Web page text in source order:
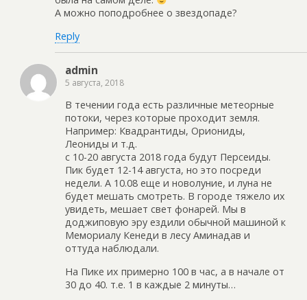
А можно поподробнее о звездопаде?
Reply
admin
5 августа, 2018
В течении года есть различные метеорные
потоки, через которые проходит земля.
Например: Квадрантиды, Ориониды,
Леониды и т.д.
с 10-20 августа 2018 года будут Персеиды.
Пик будет 12-14 августа, но это посреди
недели. А 10.08 еще и новолуние, и луна не
будет мешать смотреть. В городе тяжело их
увидеть, мешает свет фонарей. Мы в
доджиповую эру ездили обычной машиной к
Мемориалу Кенеди в лесу Аминадав и
оттуда наблюдали.
На Пике их примерно 100 в час, а в начале от
30 до 40. т.е. 1 в каждые 2 минуты…